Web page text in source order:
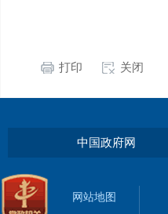
打印 关闭
中国政府网
网站地图